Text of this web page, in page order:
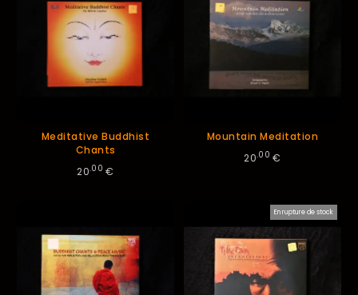
Meditative Buddhist
Chants
20.00 €
Mountain Meditation
20.00 €
En rupture de stock